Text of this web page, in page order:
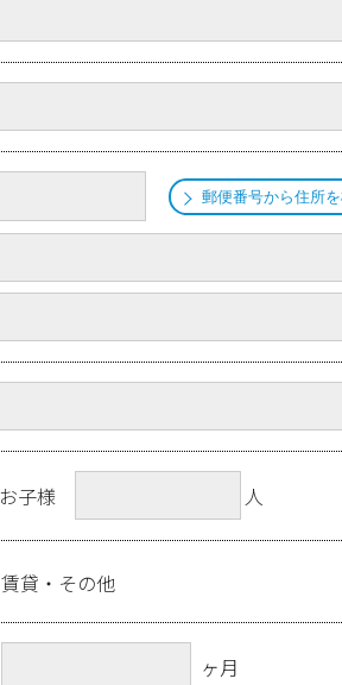
郵便番号から住所
お子様 人
賃貸・その他
ヶ月